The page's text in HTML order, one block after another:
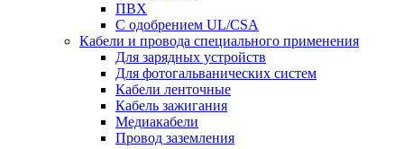
ПВХ
С одобрением UL/CSA
Кабели и провода специального применения
Для зарядных устройств
Для фотогальванических систем
Кабели ленточные
Кабель зажигания
Медиакабели
Провод заземления